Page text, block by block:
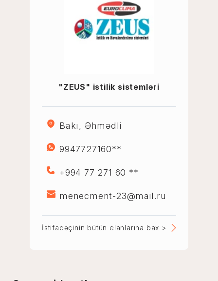
"ZEUS" istilik sistemləri
Bakı, Əhmədli
9947727160**
+994 77 271 60 **
menecment-23@mail.ru
İstifadəçinin bütün elanlarına bax >